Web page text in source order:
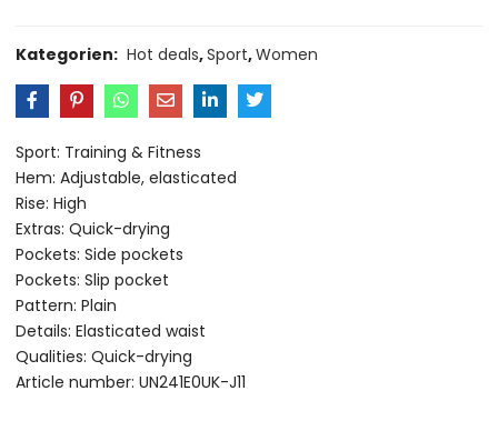
Kategorien: Hot deals,Sport,Women
Sport: Training & Fitness
Hem: Adjustable, elasticated
Rise: High
Extras: Quick-drying
Pockets: Side pockets
Pockets: Slip pocket
Pattern: Plain
Details: Elasticated waist
Qualities: Quick-drying
Article number: UN241E0UK-J11